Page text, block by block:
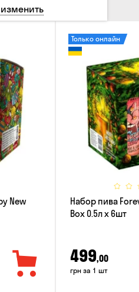
New
Только онлайн
Набор пива
Box 0.5л x 6шт
499,00
грн за 1 шт
изменить